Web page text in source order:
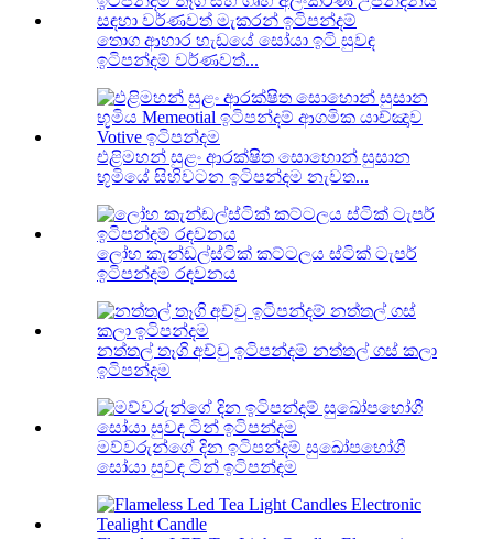
තොග ආහාර හැඩයේ සෝයා ඉටි සුවඳ
ඉටිපන්දම් වර්ණවත්...
එළිමහන් සුළං ආරක්ෂිත සොහොන් සුසාන
භූමියේ සිහිවටන ඉටිපන්දම නැවත...
ලෝහ කැන්ඩල්ස්ටික් කට්ටලය ස්ටික් ටැපර්
ඉටිපන්දම් රඳවනය
නත්තල් තෑගි අච්චු ඉටිපන්දම් නත්තල් ගස් කලා
ඉටිපන්දම
මව්වරුන්ගේ දින ඉටිපන්දම් සුඛෝපභෝගී
සෝයා සුවඳ ටින් ඉටිපන්දම